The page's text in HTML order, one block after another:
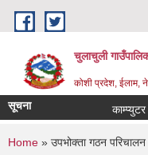
Skip to main content
चुलाचुली
कोशी प्रदेश, ईलाम,
सूचना काम्प्युटर
You are here
Home » उपभोक्ता गठन परिचालन